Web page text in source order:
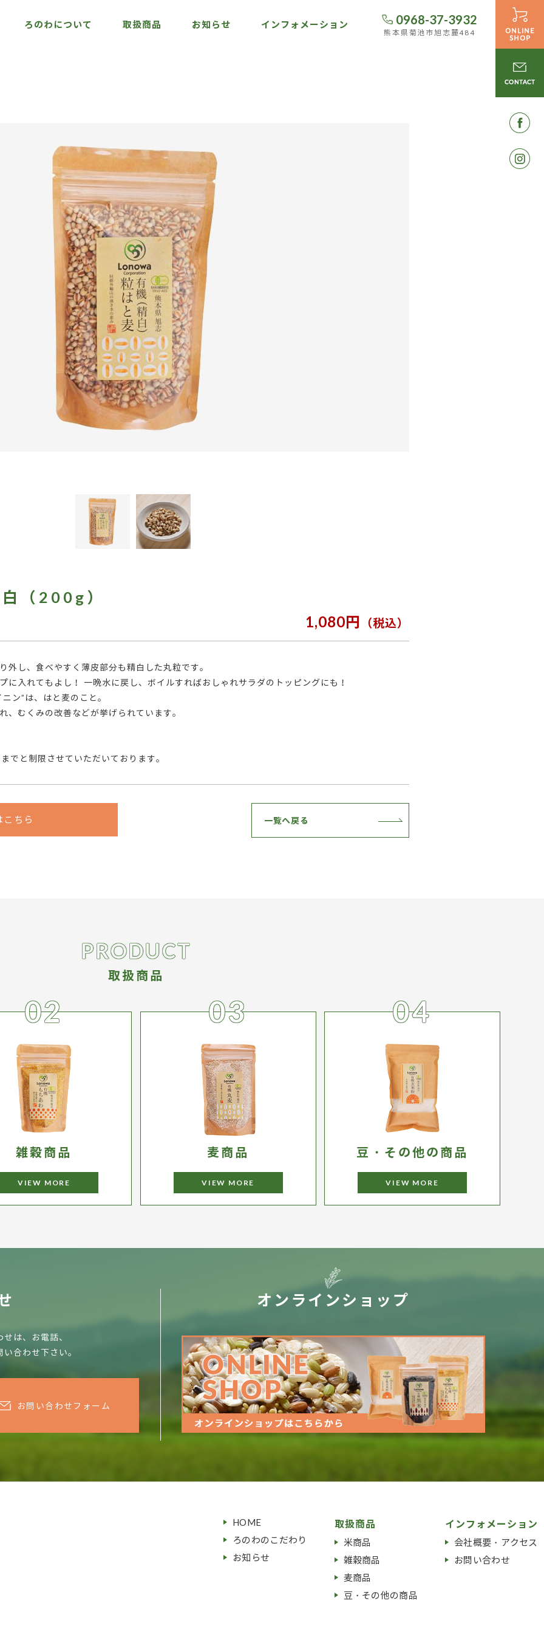
ろのわについて 取扱商品 お知らせ インフォメーション 0968-37-3932
熊本県菊池市旭志麓484
（200g）
1,080円 （税込）
外し、食べやすく薄皮部分も精白した丸粒です。
に入れてもよし！ 一晩水に戻し、ボイルすればおしゃれサラダのトッピングにも！
ン”は、はと麦のこと。
、むくみの改善などが挙げられています。
でと制限させていただいております。
こちら 一覧へ戻る
PRODUCT
取扱商品
雑穀商品
VIEW MORE
麦商品
VIEW MORE
豆・その他の商品
VIEW MORE
は、お電話、
合わせ下さい。
お問い合わせフォーム
オンラインショップ
HOME
ろのわのこだわり
お知らせ
取扱商品
米商品
雑穀商品
麦商品
豆・その他の商品
インフォメーション
会社概要・アクセス
お問い合わせ